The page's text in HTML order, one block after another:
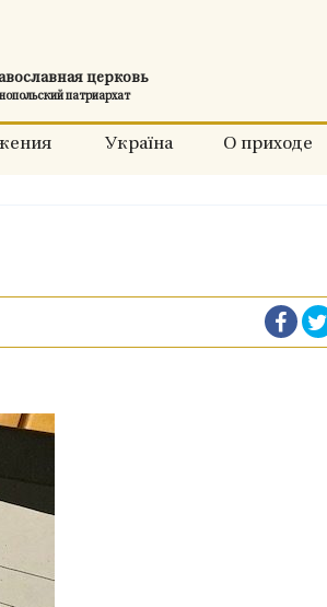
церковь
патриархат
Україна О приходе